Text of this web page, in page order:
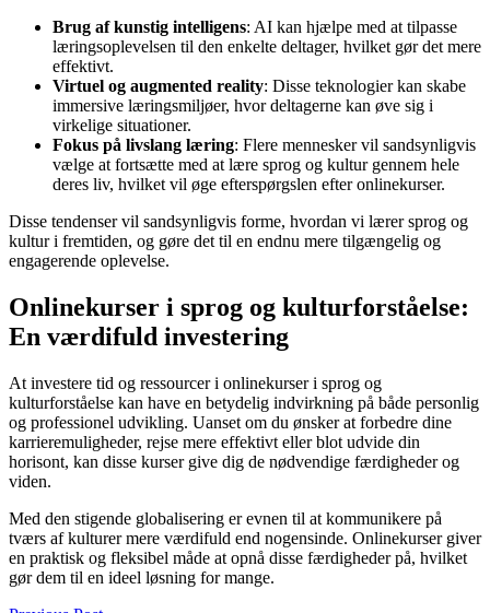
Brug af kunstig intelligens: AI kan hjælpe med at tilpasse
læringsoplevelsen til den enkelte deltager, hvilket gør det mere
effektivt.
Virtuel og augmented reality: Disse teknologier kan skabe
immersive læringsmiljøer, hvor deltagerne kan øve sig i
virkelige situationer.
Fokus på livslang læring: Flere mennesker vil sandsynligvis
vælge at fortsætte med at lære sprog og kultur gennem hele
deres liv, hvilket vil øge efterspørgslen efter onlinekurser.
Disse tendenser vil sandsynligvis forme, hvordan vi lærer sprog og
kultur i fremtiden, og gøre det til en endnu mere tilgængelig og
engagerende oplevelse.
Onlinekurser i sprog og kulturforståelse:
En værdifuld investering
At investere tid og ressourcer i onlinekurser i sprog og
kulturforståelse kan have en betydelig indvirkning på både personlig
og professionel udvikling. Uanset om du ønsker at forbedre dine
karrieremuligheder, rejse mere effektivt eller blot udvide din
horisont, kan disse kurser give dig de nødvendige færdigheder og
viden.
Med den stigende globalisering er evnen til at kommunikere på
tværs af kulturer mere værdifuld end nogensinde. Onlinekurser giver
en praktisk og fleksibel måde at opnå disse færdigheder på, hvilket
gør dem til en ideel løsning for mange.